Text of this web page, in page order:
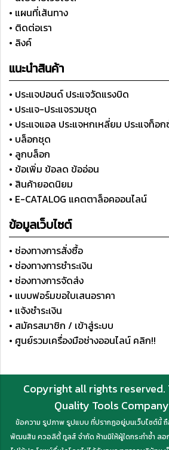
• แผนที่เส้นทาง
• ติดต่อเรา
• ลิงค์
แนะนำสินค้า
• ประแจปอนด์ ประแจวัดแรงบิด
• ประแจ-ประแจรวมชุด
• ประแจแอล ประแจหกเหลี่ยม ประแจท็อ
• บล็อกชุด
• ลูกบล็อก
• ข้อเพิ่ม ข้อลด ข้ออ่อน
• สินค้ายอดนิยม
• E-CATALOG แคตตาล็อคออนไลน์
ข้อมูลเว็บไซต์
• ช่องทางการสั่งซื้อ
• ช่องทางการชำระเงิน
• ช่องทางการจัดส่ง
• แบบฟอร์มขอใบเสนอราคา
• แจ้งชำระเงิน
• สมัครสมาชิก / เข้าสู่ระบบ
• ศูนย์รวมเครื่องมือช่างออนไลน์ คลิก!!
Copyright all rights
Quality Tools
ข้อความ รูปภาพ รูปแบบ ที่ปรากฏอยู่บนเว็บไซต์นี้
พัฒนสิน ควอลิตี้ ทูลส์ จำกัด ห้ามมิให้ผู้ใดกระทำซ้ำ ล